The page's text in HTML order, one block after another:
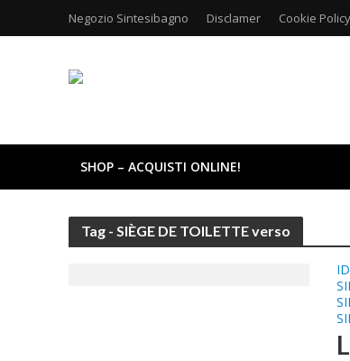
Negozio Sintesibagno Disclamer Cookie
SHOP – ACQUISTI ONLINE!
Tag - SIÈGE DE TOILETTE verso